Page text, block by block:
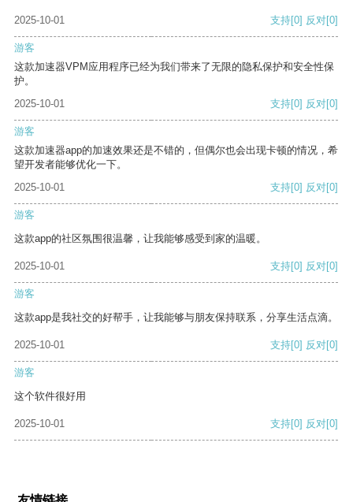
2025-10-01 支持[0] 反对[0]
游客
这款加速器VPM应用程序已经为我们带来了无限的隐私保护和安全性保
护。
2025-10-01
支持[0] 反对[0]
游客
这款加速器app的加速效果还是不错的，但偶尔也会出现卡顿的情况，希
望开发者能够优化一下。
2025-10-01
支持[0] 反对[0]
游客
这款app的社区氛围很温馨，让我能够感受到家的温暖。
2025-10-01 支持[0] 反对[0]
游客
这款app是我社交的好帮手，让我能够与朋友保持联系，分享生活点滴。
2025-10-01 支持[0] 反对[0]
游客
这个软件很好用
2025-10-01 支持[0] 反对[0]